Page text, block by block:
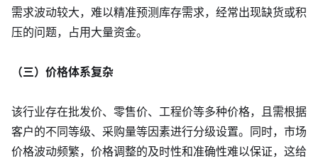
需求波动较大，难以精准预测库存需求，经常出现缺货或积
压的问题，占用大量资金。
（三）价格体系复杂
该行业存在批发价、零售价、工程价等多种价格，且需根据
客户的不同等级、采购量等因素进行分级设置。同时，市场
价格波动频繁，价格调整的及时性和准确性难以保证，这给